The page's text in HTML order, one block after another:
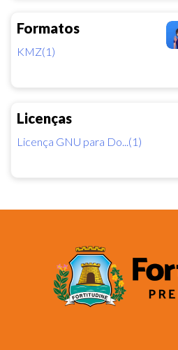
Formatos
KMZ(1)
Licenças
Licença GNU para Do...(1)